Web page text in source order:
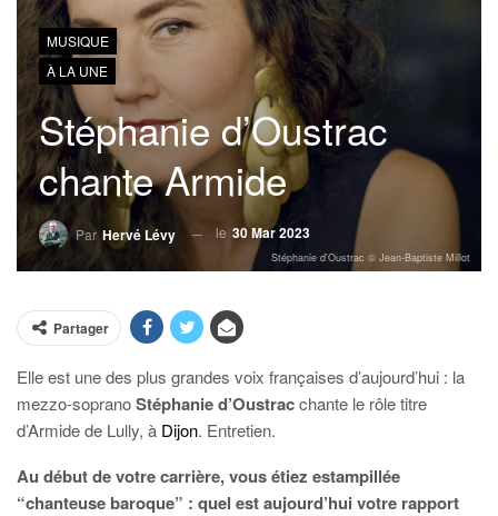
MUSIQUE
À LA UNE
Stéphanie d’Oustrac
chante Armide
ParHervé Lévy le 30 Mar 2023
Stéphanie d'Oustrac © Jean-Baptiste Millot
Partager
Elle est une des plus grandes voix françaises d’aujourd’hui : la
mezzo-sopranoStéphanie d’Oustracchante le rôle titre
d’Armide de Lully, à Dijon. Entretien.
Au début de votre carrière, vous étiez estampillée
“chanteuse baroque” : quel est aujourd’hui votre rapport